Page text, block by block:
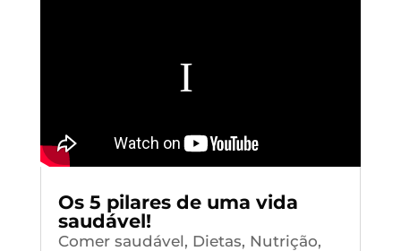
Os 5 pilares de uma vida
saudável!
Comer saudável, Dietas, Nutrição,